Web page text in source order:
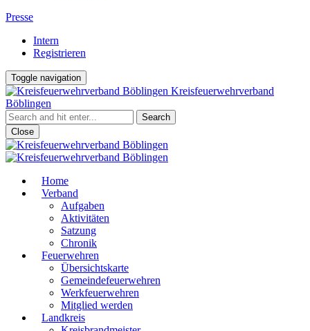
Presse
Intern
Registrieren
Toggle navigation
Kreisfeuerwehrverband
Böblingen
Close
Home
Verband
Aufgaben
Aktivitäten
Satzung
Chronik
Feuerwehren
Übersichtskarte
Gemeindefeuerwehren
Werkfeuerwehren
Mitglied werden
Landkreis